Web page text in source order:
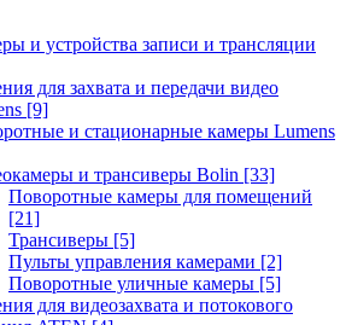
и устройства записи и трансляции
для захвата и передачи видео
[9]
и стационарные камеры Lumens
и трансиверы Bolin [33]
Поворотные камеры для помещений
[21]
Трансиверы [5]
Пульты управления камерами [2]
Поворотные уличные камеры [5]
для видеозахвата и потокового